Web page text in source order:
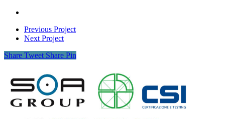
Previous Project
Next Project
Share Tweet Share Pin